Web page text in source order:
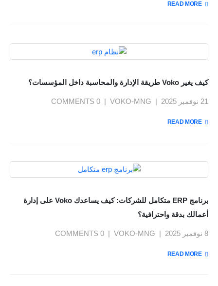
READ MORE +
كيف يغير Voko طريقة الإدارة والمحاسبة داخل المؤسسات؟
21 نوفمبر 2025 VOKO-MNG
0 COMMENTS
READ MORE +
برنامج ERP متكامل للشركات: كيف يساعدك Voko على إدارة
أعمالك بدقة واحترافية؟
8 نوفمبر 2025 VOKO-MNG
0 COMMENTS
READ MORE +